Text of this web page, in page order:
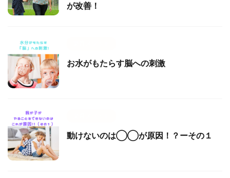
が改善！
お水がもたらす脳への刺激
動けないのは◯◯が原因！？ーその１